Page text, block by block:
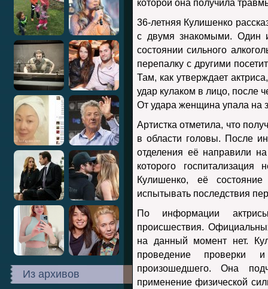
Из архивов
которой она получила
36-летняя Кулишенко
с двумя знакомыми. Один
состоянии сильного
перепалку с другими
Там, как утверждает
удар кулаком в лицо, после
От удара женщина упала на
Артистка отметила, что
в области головы. После
отделения её направили
которого
Кулишенко, её
испытывать последствия
По информации
происшествия.
на данный момент нет.
проведение проверки и
произошедшего. Она
применение физической